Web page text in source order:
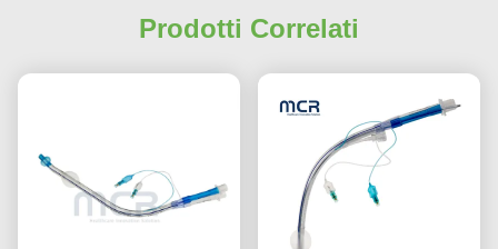
Prodotti Correlati